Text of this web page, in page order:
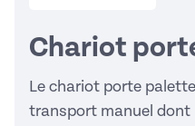
Chariot
Le chariot porte
transport manuel dont